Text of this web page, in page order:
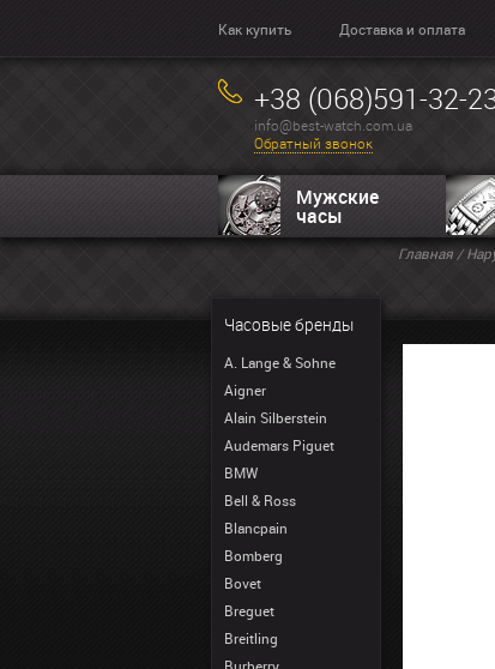
Как купить Доставка и оплата
+38 (068)591-32-
info@best-watch.com.ua
Обратный звонок
Мужские
часы
Часовые бренды
A. Lange & Sohne
Aigner
Alain Silberstein
Audemars Piguet
BMW
Bell & Ross
Blancpain
Bomberg
Bovet
Breguet
Breitling
Главная/